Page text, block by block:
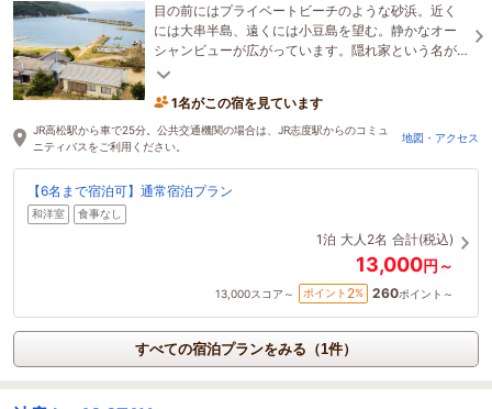
目の前にはプライベートビーチのような砂浜。近く
には大串半島、遠くには小豆島を望む。静かなオー
シャンビューが広がっています。隠れ家という名が
ぴったりなさぬき市苫張の風情をお楽しみくださ
1名がこの宿を見ています
JR高松駅から車で25分。公共交通機関の場合は、JR志度駅からのコミュ
ニティバスをご利用ください。
地図・アクセス
【6名まで宿泊可】通常宿泊プラン
和洋室 食事なし
1泊 大人2名 合計(税込)
13,000円～
13,000スコア～ ポイント 2% 260ポイント～
すべての宿泊プランをみる（1件）